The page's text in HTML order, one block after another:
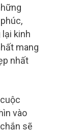
lại kinh
mang
nhất
vào
sẽ